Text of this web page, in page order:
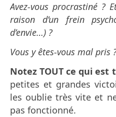
Avez-vous procrastiné ?
raison d’un frein
d’envie…) ?
Vous y êtes-vous mal pris
Notez TOUT ce qui est
petites et grandes
les oublie très vite et
pas fonctionné.